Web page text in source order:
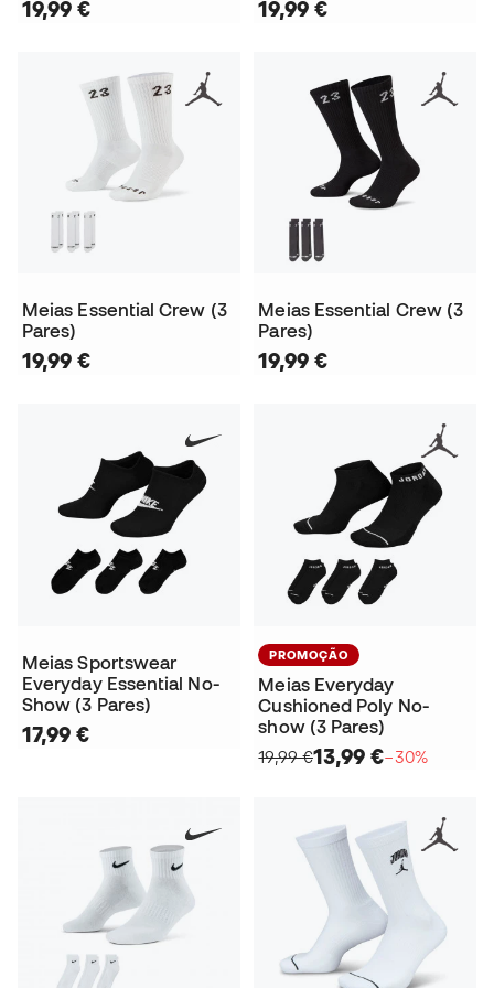
19,99 € 19,99 €
Meias Essential Crew (3
Pares)
19,99 €
Meias Essential Crew (3
Pares)
19,99 €
Meias Sportswear
Everyday Essential No-
Show (3 Pares)
17,99 €
PROMOÇÃO
Meias Everyday
Cushioned Poly No-
show (3 Pares)
19,99 €13,99 €−30%